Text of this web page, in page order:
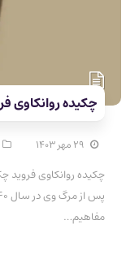
چکیده روانکاوی
۲۹ مهر ۱۴۰۳
چکیده روانکاوی فروید
مفاهیم…